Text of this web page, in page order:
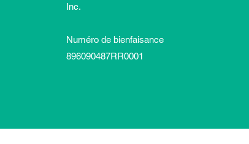
Inc.
Numéro de bienfaisance
896090487RR0001